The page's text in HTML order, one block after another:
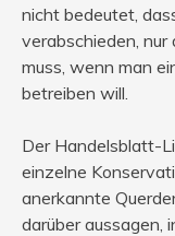
nicht bedeutet,
verabschieden,
muss, wenn man
betreiben will.
Der Handelsblatt-
einzelne
anerkannte
darüber aussagen,